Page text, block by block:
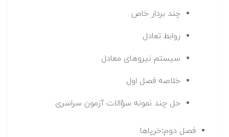
چند بردار خاص
روابط تعادل
سیستم نیروهای معادل
خلاصه فصل اول
حل چند نمونه سؤالات آزمون سراسری
فصل دوم:خرپاها